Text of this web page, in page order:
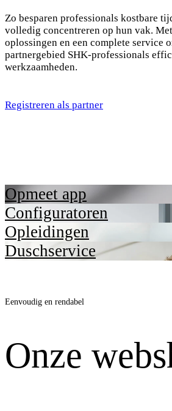
Zo besparen professionals kostbare
volledig concentreren op hun vak.
oplossingen en een complete service
partnergebied SHK-professionals
werkzaamheden.
Registreren als partner
Opmeet app
Configuratoren
Opleidingen
Duschservice
Eenvoudig en rendabel
Onze